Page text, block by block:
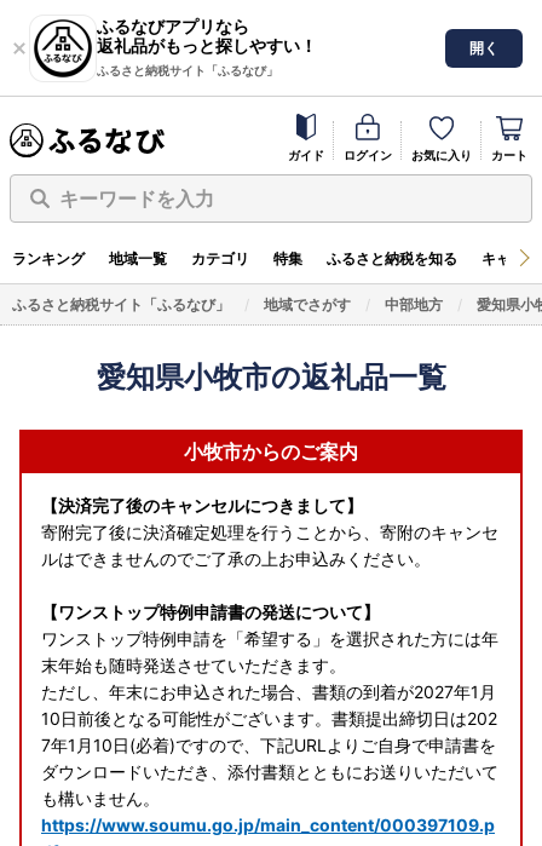
ふるなびアプリなら
返礼品がもっと探しやすい！
ふるさと納税サイト「ふるなび」
開く
ガイド ログイン お気に入り カート
キーワードを入力
ランキング 地域一覧 カテゴリ 特集 ふるさと納税を知る キャン
ふるさと納税サイト「ふるなび」 地域でさがす 中部地方 愛知県小
愛知県小牧市の返礼品一覧
小牧市からのご案内
【決済完了後のキャンセルにつきまして】
寄附完了後に決済確定処理を行うことから、寄附のキャンセ
ルはできませんのでご了承の上お申込みください。
【ワンストップ特例申請書の発送について】
ワンストップ特例申請を「希望する」を選択された方には年
末年始も随時発送させていただきます。
ただし、年末にお申込された場合、書類の到着が2027年1月
10日前後となる可能性がございます。書類提出締切日は202
7年1月10日(必着)ですので、下記URLよりご自身で申請書を
ダウンロードいただき、添付書類とともにお送りいただいて
も構いません。
https://www.soumu.go.jp/main_content/000397109.p